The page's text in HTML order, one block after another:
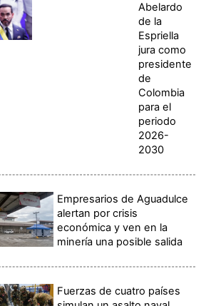
Abelardo
de la
Espriella
jura como
presidente
de
Colombia
para el
periodo
2026-
2030
Empresarios de Aguadulce
alertan por crisis
económica y ven en la
minería una posible salida
Fuerzas de cuatro países